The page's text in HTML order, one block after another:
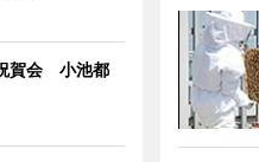
賀会 小池都